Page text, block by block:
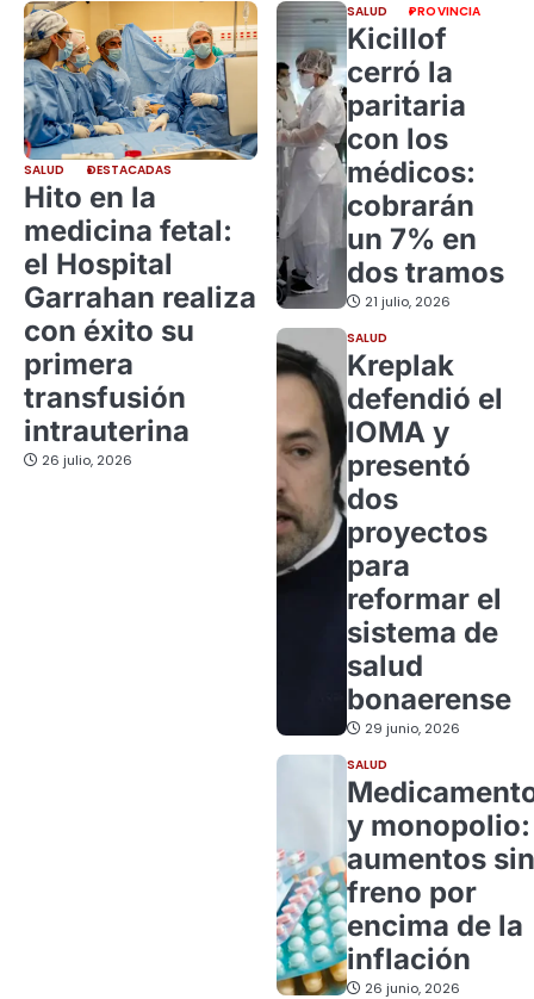
SALUD DESTACADAS
Hito en la
medicina fetal:
el Hospital
Garrahan realiza
con éxito su
primera
transfusión
intrauterina
26 julio, 2026
SALUD PROVINCIA
Kicillof
cerró la
paritaria
con los
médicos:
cobrarán
un 7% en
dos tramos
21 julio, 2026
SALUD
Kreplak
defendió el
IOMA y
presentó
dos
proyectos
para
reformar el
sistema de
salud
bonaerense
29 junio, 2026
SALUD
y monopolio:
aumentos sin
freno por
encima de la
inflación
26 junio, 2026